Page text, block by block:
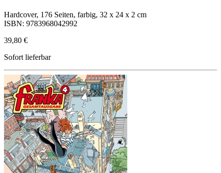
Hardcover, 176 Seiten, farbig, 32 x 24 x 2 cm
ISBN: 9783968042992
39,80 €
Sofort lieferbar